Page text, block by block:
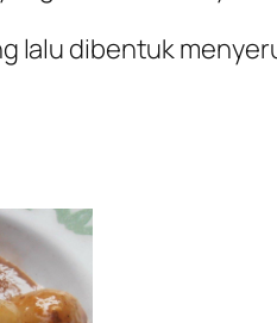
lalu dibentuk